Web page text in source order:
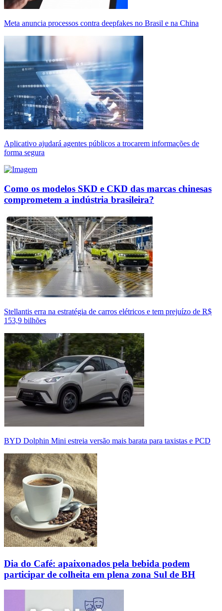
Meta anuncia processos contra deepfakes no Brasil e na China
Aplicativo ajudará agentes públicos a trocarem informações de
forma segura
Como os modelos SKD e CKD das marcas chinesas
comprometem a indústria brasileira?
Stellantis erra na estratégia de carros elétricos e tem prejuízo de R$
153,9 bilhões
BYD Dolphin Mini estreia versão mais barata para taxistas e PCD
Dia do Café: apaixonados pela bebida podem
participar de colheita em plena zona Sul de BH